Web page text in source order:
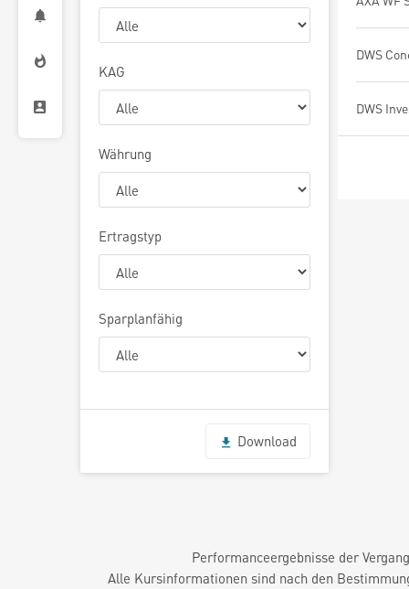
KAG
Währung
Ertragstyp
Sparplanfähig
Download
Performanceergebnisse der
Alle Kursinformationen sind nach den